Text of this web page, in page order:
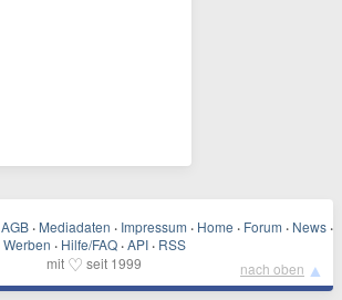
AGB · Mediadaten · Impressum · Home · Forum · News ·
Werben · Hilfe/FAQ · API · RSS
mit ♡ seit 1999 nach oben ▲